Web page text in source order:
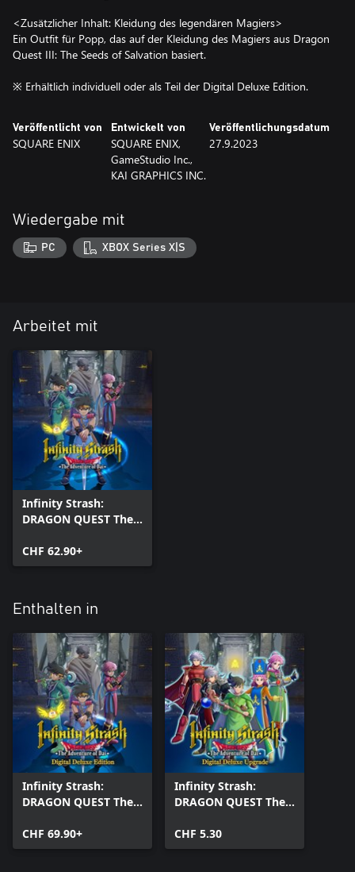
<Zusätzlicher Inhalt: Kleidung des legendären Magiers>
Ein Outfit für Popp, das auf der Kleidung des Magiers aus Dragon
Quest III: The Seeds of Salvation basiert.
※ Erhältlich individuell oder als Teil der Digital Deluxe Edition.
Veröffentlicht von
SQUARE ENIX
Entwickelt von
SQUARE ENIX,
GameStudio Inc.,
KAI GRAPHICS INC.
Veröffentlichungsdatum
27.9.2023
Wiedergabe mit
PC XBOX Series X|S
Arbeitet mit
Infinity Strash:
DRAGON QUEST The
CHF 62.90+
Enthalten in
Infinity Strash:
DRAGON QUEST The
Digital Deluxe Edition
CHF 69.90+
Infinity Strash:
DRAGON QUEST The
Digital Deluxe
Upgrade
CHF 5.30